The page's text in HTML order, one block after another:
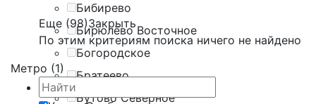
Бибирево
Бирюлёво Восточное
Богородское
Братеево
Бутово Северное
Еще (98)Закрыть
По этим критериям поиска ничего не найдено
Метро (1)